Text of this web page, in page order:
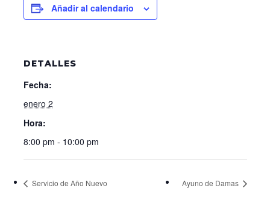
Añadir al calendario
DETALLES
Fecha:
enero 2
Hora:
8:00 pm - 10:00 pm
Servicio de Año Nuevo Ayuno de Damas